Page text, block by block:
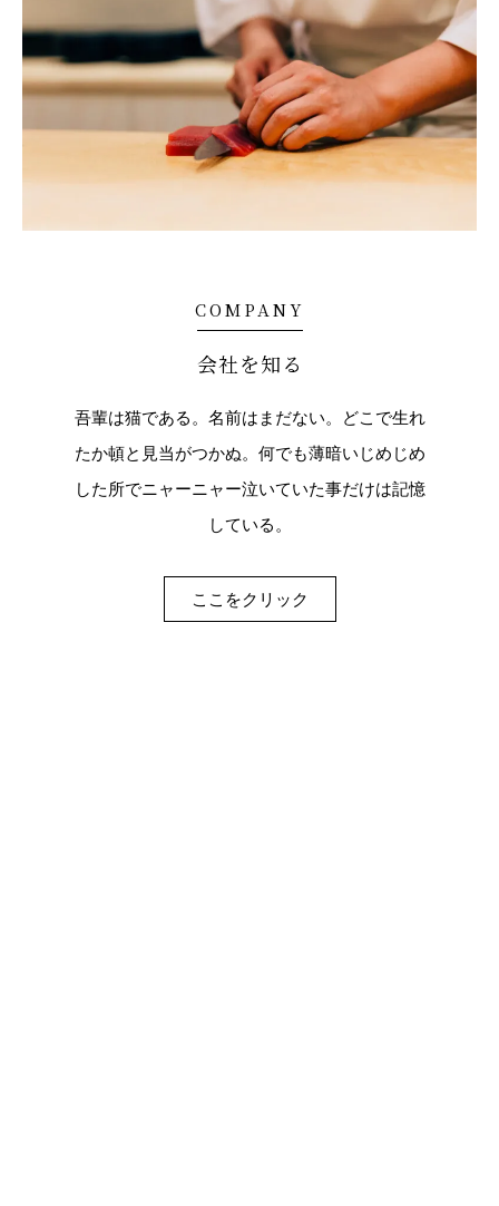
COMPANY
会社を知る
吾輩は猫である。名前はまだない。どこで生れ
たか頓と見当がつかぬ。何でも薄暗いじめじめ
した所でニャーニャー泣いていた事だけは記憶
している。
ここをクリック